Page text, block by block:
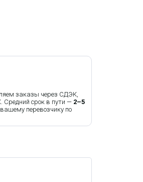
заказы через СДЭК,
Средний срок в пути — 2–5
перевозчику по